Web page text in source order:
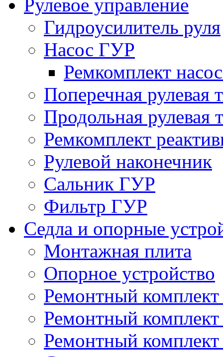
Рулевое управление
Гидроусилитель руля
Насос ГУР
Ремкомплект
Поперечная рулевая
Продольная рулевая
Ремкомплект
Рулевой наконечник
Сальник ГУР
Фильтр ГУР
Седла и опорные
Монтажная плита
Опорное устройство
Ремонтный комплект
Ремонтный
Ремонтный комплект